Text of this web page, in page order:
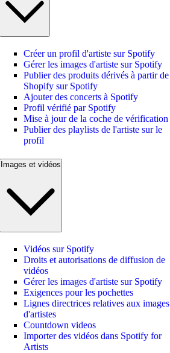
Créer un profil d'artiste sur Spotify
Gérer les images d'artiste sur Spotify
Publier des produits dérivés à partir de
Shopify sur Spotify
Ajouter des concerts à Spotify
Profil vérifié par Spotify
Mise à jour de la coche de vérification
Publier des playlists de l'artiste sur le
profil
Images et vidéos
Vidéos sur Spotify
Droits et autorisations de diffusion de
vidéos
Gérer les images d'artiste sur Spotify
Exigences pour les pochettes
Lignes directrices relatives aux images
d'artistes
Countdown videos
Importer des vidéos dans Spotify for
Artists